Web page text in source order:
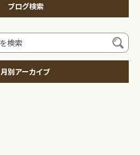
ブログ検索
月別アーカイブ